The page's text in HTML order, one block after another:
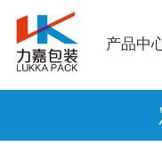
产品中